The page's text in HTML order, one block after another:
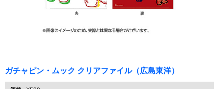
ガチャピン・ムック クリアファイル（広島東洋）